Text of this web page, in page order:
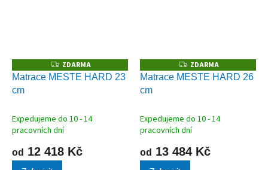
Z
D
A
ZDARMA
Matrace MESTE HARD 23
cm
Expedujeme do 10 - 14
pracovních dní
od 12 418 Kč
Z
D
A
ZDARMA
Matrace MESTE HARD 26
cm
Expedujeme do 10 - 14
pracovních dní
od 13 484 Kč